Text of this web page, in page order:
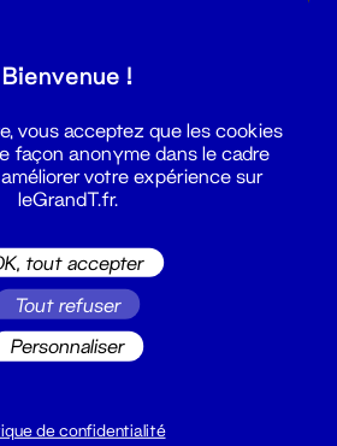
→ 18h
Bienvenue !
vous acceptez que les cookies
façon anonyme dans le cadre
votre expérience sur
leGrandT.fr.
tout accepter
Tout refuser
Personnaliser
de confidentialité